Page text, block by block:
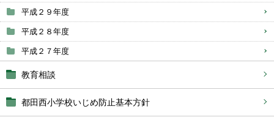
平成２９年度
平成２８年度
平成２７年度
教育相談
都田西小学校いじめ防止基本方針